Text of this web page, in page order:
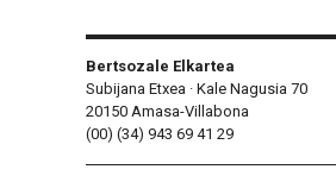
Bertsozale Elkartea
Subijana Etxea · Kale Nagusia 70
20150 Amasa-Villabona
(00) (34) 943 69 41 29